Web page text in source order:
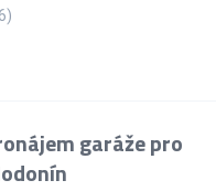
garáže pro